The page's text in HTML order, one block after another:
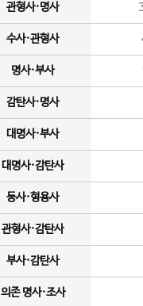
관형사·명사
수사·관형사
명사·부사
감탄사·명사
대명사·부사
대명사·감탄사
동사·형용사
관형사·감탄사
부사·감탄사
의존 명사·조사